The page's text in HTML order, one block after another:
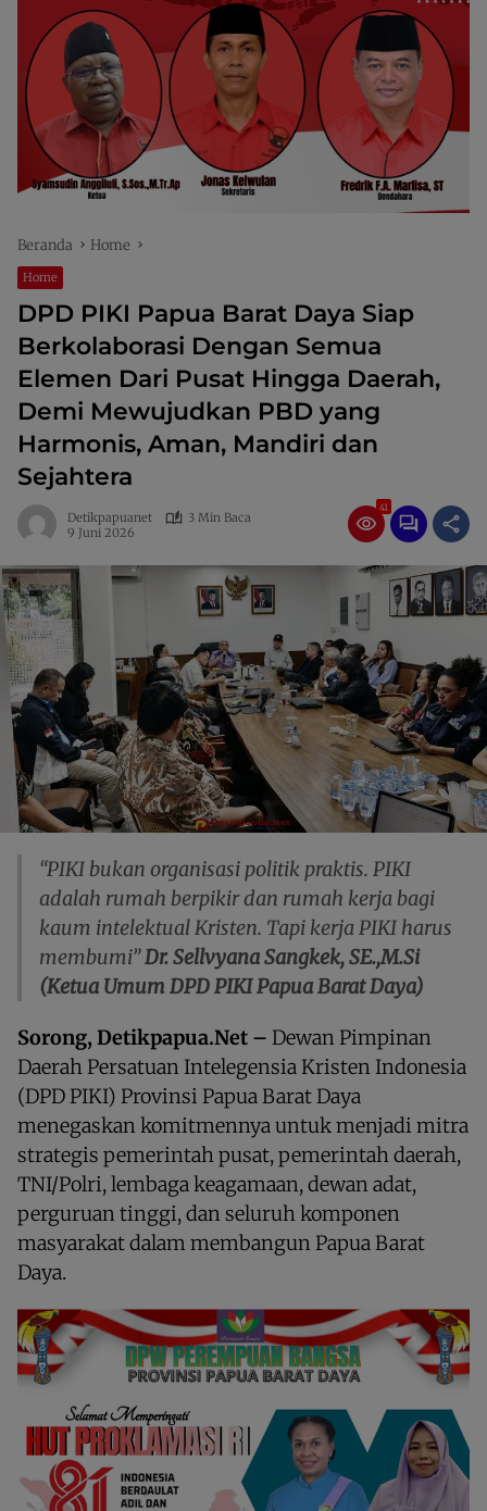
Beranda Home
Home
DPD PIKI Papua Barat Daya Siap
Berkolaborasi Dengan Semua
Elemen Dari Pusat Hingga Daerah,
Demi Mewujudkan PBD yang
Harmonis, Aman, Mandiri dan
Sejahtera
Detikpapuanet
3 Min Baca
9 Juni 2026
41
“PIKI bukan organisasi politik praktis. PIKI
adalah rumah berpikir dan rumah kerja bagi
kaum intelektual Kristen. Tapi kerja PIKI harus
membumi”Dr. Sellvyana Sangkek, SE.,M.Si
(Ketua Umum DPD PIKI Papua Barat Daya)
Sorong, Detikpapua.Net – Dewan Pimpinan
Daerah Persatuan Intelegensia Kristen Indonesia
(DPD PIKI) Provinsi Papua Barat Daya
menegaskan komitmennya untuk menjadi mitra
strategis pemerintah pusat, pemerintah daerah,
TNI/Polri, lembaga keagamaan, dewan adat,
perguruan tinggi, dan seluruh komponen
masyarakat dalam membangun Papua Barat
Daya.